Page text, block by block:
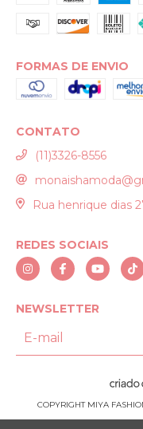
FORMAS DE ENVIO
CONTATO
(11)3326-8556
Rua henrique dias
REDES SOCIAIS
NEWSLETTER
COPYRIGHT MIYA